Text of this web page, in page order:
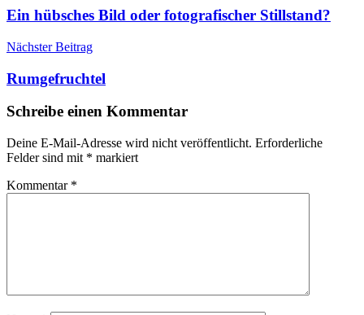
Ein hübsches Bild oder fotografischer Stillstand?
Nächster Beitrag
Rumgefruchtel
Schreibe einen Kommentar
Deine E-Mail-Adresse wird nicht veröffentlicht. Erforderliche
Felder sind mit * markiert
Kommentar *